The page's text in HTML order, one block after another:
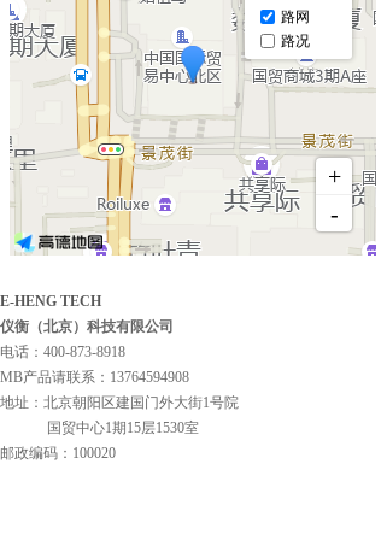
E-HENG TECH
仪衡（北京）科技有限公司
电话：400-873-8918
MB产品请联系：13764594908
地址：北京朝阳区建国门外大街1号院
国贸中心1期15层1530室
邮政编码：100020